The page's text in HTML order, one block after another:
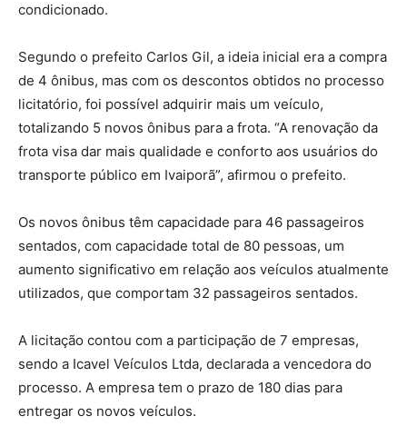
condicionado.
Segundo o prefeito Carlos Gil, a ideia inicial era a compra
de 4 ônibus, mas com os descontos obtidos no processo
licitatório, foi possível adquirir mais um veículo,
totalizando 5 novos ônibus para a frota. “A renovação da
frota visa dar mais qualidade e conforto aos usuários do
transporte público em Ivaiporã”, afirmou o prefeito.
Os novos ônibus têm capacidade para 46 passageiros
sentados, com capacidade total de 80 pessoas, um
aumento significativo em relação aos veículos atualmente
utilizados, que comportam 32 passageiros sentados.
A licitação contou com a participação de 7 empresas,
sendo a Icavel Veículos Ltda, declarada a vencedora do
processo. A empresa tem o prazo de 180 dias para
entregar os novos veículos.